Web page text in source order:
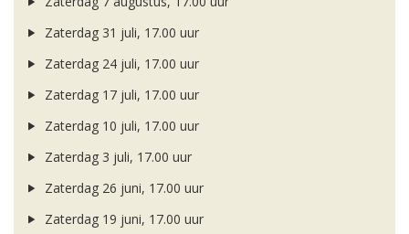
Zaterdag 31 juli, 17.00 uur
Zaterdag 24 juli, 17.00 uur
Zaterdag 17 juli, 17.00 uur
Zaterdag 10 juli, 17.00 uur
Zaterdag 3 juli, 17.00 uur
Zaterdag 26 juni, 17.00 uur
Zaterdag 19 juni, 17.00 uur